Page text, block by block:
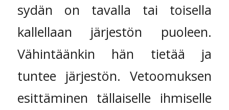
sydän on tavalla tai toisella
kallellaan järjestön puoleen.
Vähintäänkin hän tietää ja
tuntee järjestön. Vetoomuksen
esittäminen tällaiselle ihmiselle